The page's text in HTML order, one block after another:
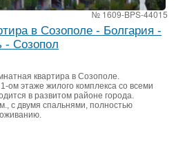
№ 1609-BPS-44015
в Созополе - Болгария -
- Созопол
квартира в Созополе.
ом этаже жилого комплекса со всеми
в развитом районе города.
с двумя спальнями, полностью